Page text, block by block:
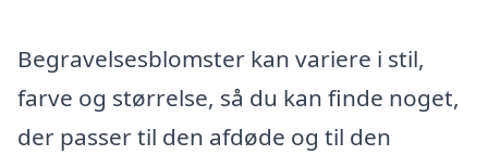
Begravelsesblomster kan variere i stil,
farve og størrelse, så du kan finde noget,
der passer til den afdøde og til den